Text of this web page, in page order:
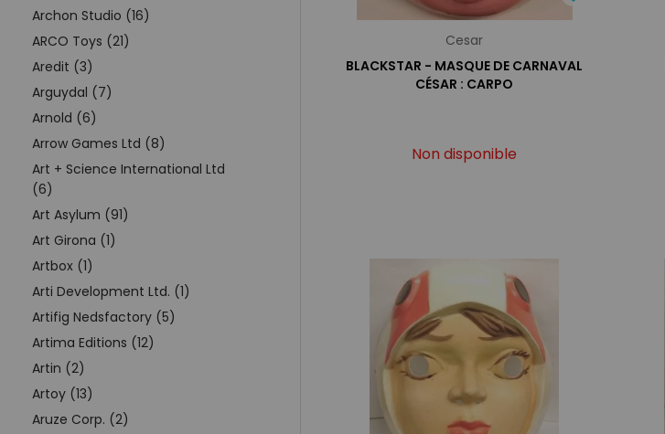
Archon Studio (16)
ARCO Toys (21)
Aredit (3)
Arguydal (7)
Arnold (6)
Arrow Games Ltd (8)
Art + Science International Ltd
(6)
Art Asylum (91)
Art Girona (1)
Artbox (1)
Arti Development Ltd. (1)
Artifig Nedsfactory (5)
Artima Editions (12)
Artin (2)
Artoy (13)
Aruze Corp. (2)
Cesar
BLACKSTAR - MASQUE DE CARNAVAL
CÉSAR : CARPO
Non disponible